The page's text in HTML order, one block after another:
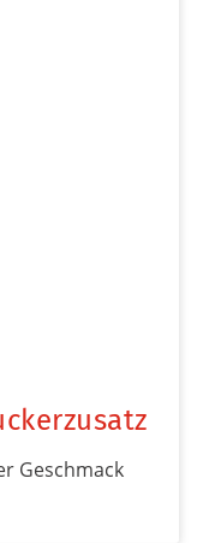
Geschmack